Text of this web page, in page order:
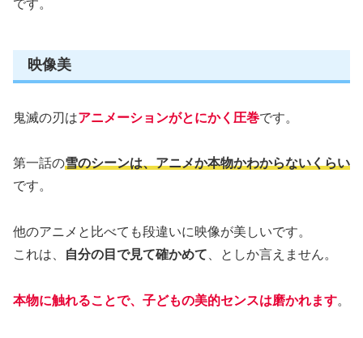
です。
映像美
鬼滅の刃はアニメーションがとにかく圧巻です。
第一話の雪のシーンは、アニメか本物かわからないくらい
です。
他のアニメと比べても段違いに映像が美しいです。
これは、
自分の目で見て確かめて 、としか言えません。
本物に触れることで、子どもの美的センスは磨かれます。